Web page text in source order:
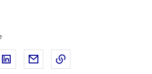
Facebooksur X (anciennement Twitter)
Partager sur LinkedIn
Partager par email